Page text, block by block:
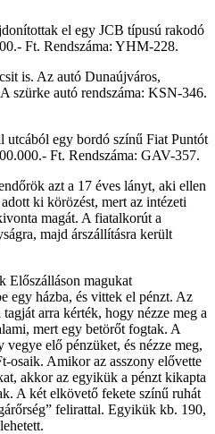
el egy JCB típusú rakodó
Ft. Rendszáma: YHM-228.
is. Az autó Dunaújváros,
szürke autó rendszáma: KSN-346.
egy bordó színű Fiat Puntót
Ft. Rendszáma: GAV-357.
azt a 17 éves lányt, aki ellen
ki körözést, mert az intézeti
magát. A fiatalkorút a
majd árszállításra került
Előszálláson magukat
egy házba, és vittek el pénzt. Az
arra kérték, hogy nézze meg a
mert egy betörőt fogtak. A
elő pénzüket, és nézze meg,
osaik. Amikor az asszony elővette
akkor az egyikük a pénzt kikapta
A két elkövető fekete színű ruhát
felirattal. Egyikük kb. 190,